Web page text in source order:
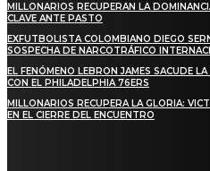
MILLONARIOS RECUPERAN LA
CLAVE ANTE PASTO
EXFUTBOLISTA COLOMBIANO DIEGO
SOSPECHA DE NARCOTRÁFICO
EL FENÓMENO LEBRON JAMES SACUDE
CON EL PHILADELPHIA 76ERS
MILLONARIOS RECUPERA LA GLORIA:
EN EL CIERRE DEL ENCUENTRO